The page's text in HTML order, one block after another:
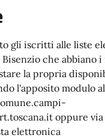
gli iscritti alle liste
che abbiano
la propria
l'apposito modulo
oppure
elettronica